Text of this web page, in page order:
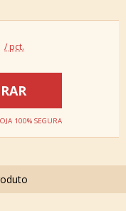
/ pct.